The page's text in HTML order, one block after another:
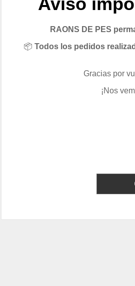
RAONS DE PES
📦 Todos los pedidos
Gracias por
¡Nos